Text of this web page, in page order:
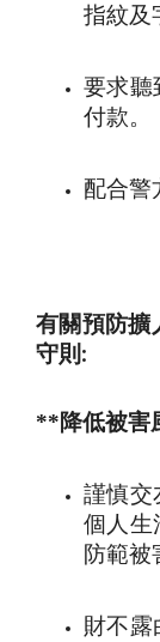
指紋及
要求聽
付款。
配合警
有關預防擴
守則 :
**降低被害
謹慎交
個人生
防範被
財不露